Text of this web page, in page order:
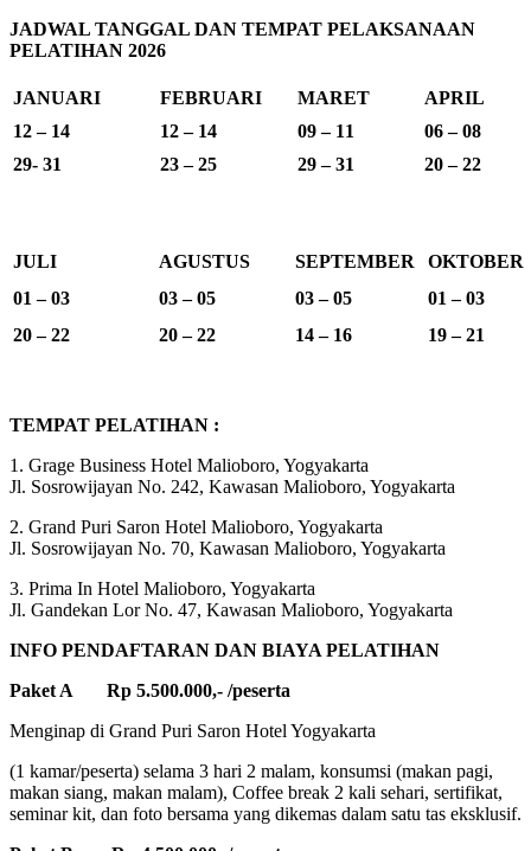
JADWAL TANGGAL DAN TEMPAT PELAKSANAAN
PELATIHAN 2026
JANUARI FEBRUARI MARET
APRIL
12 – 14
12 – 14 09 – 11
06 – 08
29- 31
23 – 25 29 – 31 20 – 22
JULI AGUSTUS SEPTEMBER
OKTOBER
01 – 03
03 – 05 03 – 05
01 – 03
20 – 22
20 – 22 14 – 16 19 – 21
TEMPAT PELATIHAN :
1. Grage Business Hotel Malioboro, Yogyakarta
Jl. Sosrowijayan No. 242, Kawasan Malioboro, Yogyakarta
2. Grand Puri Saron Hotel Malioboro, Yogyakarta
Jl. Sosrowijayan No. 70, Kawasan Malioboro, Yogyakarta
3. Prima In Hotel Malioboro, Yogyakarta
Jl. Gandekan Lor No. 47, Kawasan Malioboro, Yogyakarta
INFO PENDAFTARAN DAN BIAYA PELATIHAN
Paket A Rp 5.500.000,- /peserta
Menginap di Grand Puri Saron Hotel Yogyakarta
(1 kamar/peserta) selama 3 hari 2 malam, konsumsi (makan pagi,
makan siang, makan malam), Coffee break 2 kali sehari, sertifikat,
seminar kit, dan foto bersama yang dikemas dalam satu tas eksklusif.